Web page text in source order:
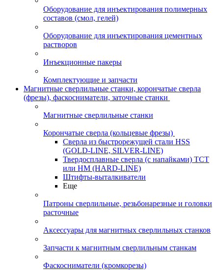
Оборудование для инъектирования полимерных
составов (смол, гелей)
Оборудование для инъектирования цементных
растворов
Инъекционные пакеры
Комплектующие и запчасти
Магнитные сверлильные станки, корончатые сверла
(фрезы), фаскосниматели, заточные станки
Магнитные сверлильные станки
Корончатые сверла (кольцевые фрезы)
Сверла из быстрорежущей стали HSS
(GOLD-LINE, SILVER-LINE)
Твердосплавные сверла (с напайками) ТСТ
или HM (HARD-LINE)
Штифты-выталкиватели
Еще
Патроны сверлильные, резьбонарезные и головки
расточные
Аксессуары для магнитных сверлильных станков
Запчасти к магнитным сверлильным станкам
Фаскосниматели (кромкорезы)